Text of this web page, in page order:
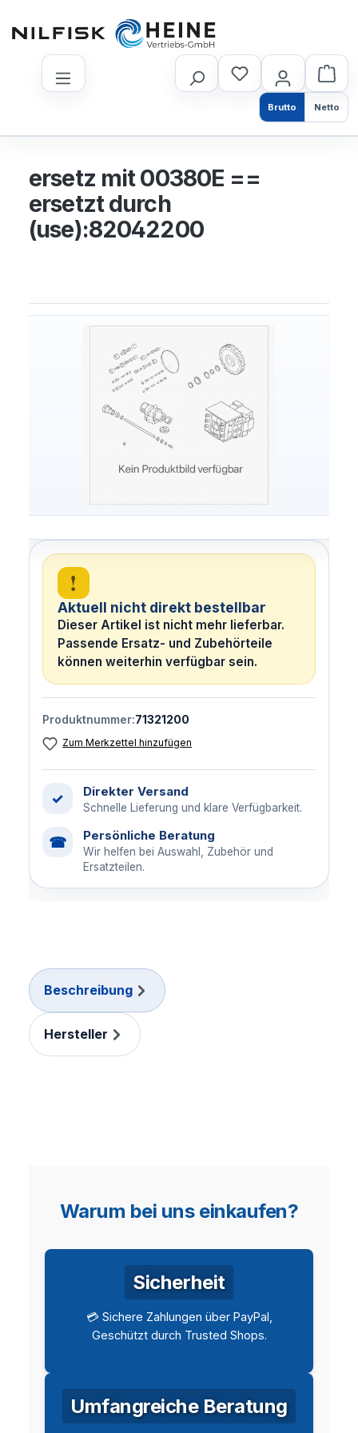
Brutto Netto
ersetz mit 00380E ==
ersetzt durch
(use):82042200
!
Aktuell nicht direkt bestellbar
Dieser Artikel ist nicht mehr lieferbar.
Passende Ersatz- und Zubehörteile
können weiterhin verfügbar sein.
Produktnummer:71321200
Zum Merkzettel hinzufügen
✓ Direkter Versand
Schnelle Lieferung und klare Verfügbarkeit.
☎ Persönliche Beratung
Wir helfen bei Auswahl, Zubehör und
Ersatzteilen.
Beschreibung
Hersteller
Warum bei uns einkaufen?
Sicherheit
💳 Sichere Zahlungen über PayPal,
Geschützt durch Trusted Shops.
Umfangreiche Beratung